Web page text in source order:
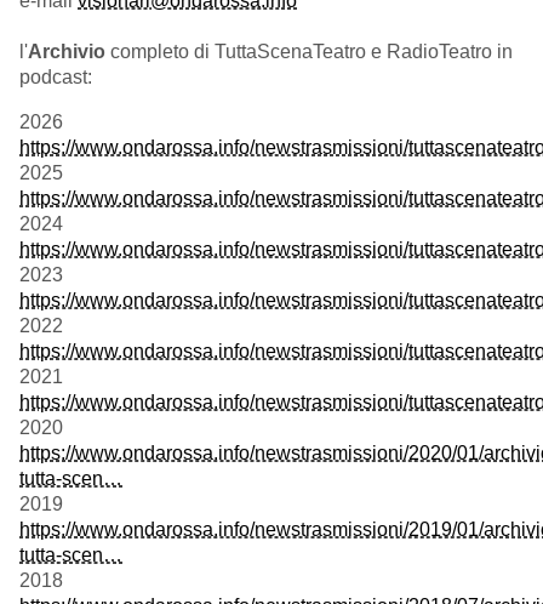
l'Archivio completo di TuttaScenaTeatro e RadioTeatro in
podcast:
2026
https://www.ondarossa.info/newstrasmissioni/
2025
https://www.ondarossa.info/newstrasmissioni/
2024
https://www.ondarossa.info/newstrasmissioni/
2023
https://www.ondarossa.info/newstrasmissioni/
2022
https://www.ondarossa.info/newstrasmissioni/
2021
https://www.ondarossa.info/newstrasmissioni/
2020
https://www.ondarossa.info/newstrasmissioni/2020/01/
tutta-scen…
2019
https://www.ondarossa.info/newstrasmissioni/2019/01/
tutta-scen…
2018